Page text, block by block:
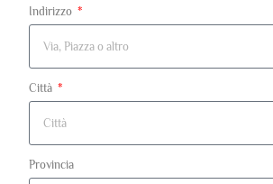
Indirizzo
Città
Provincia